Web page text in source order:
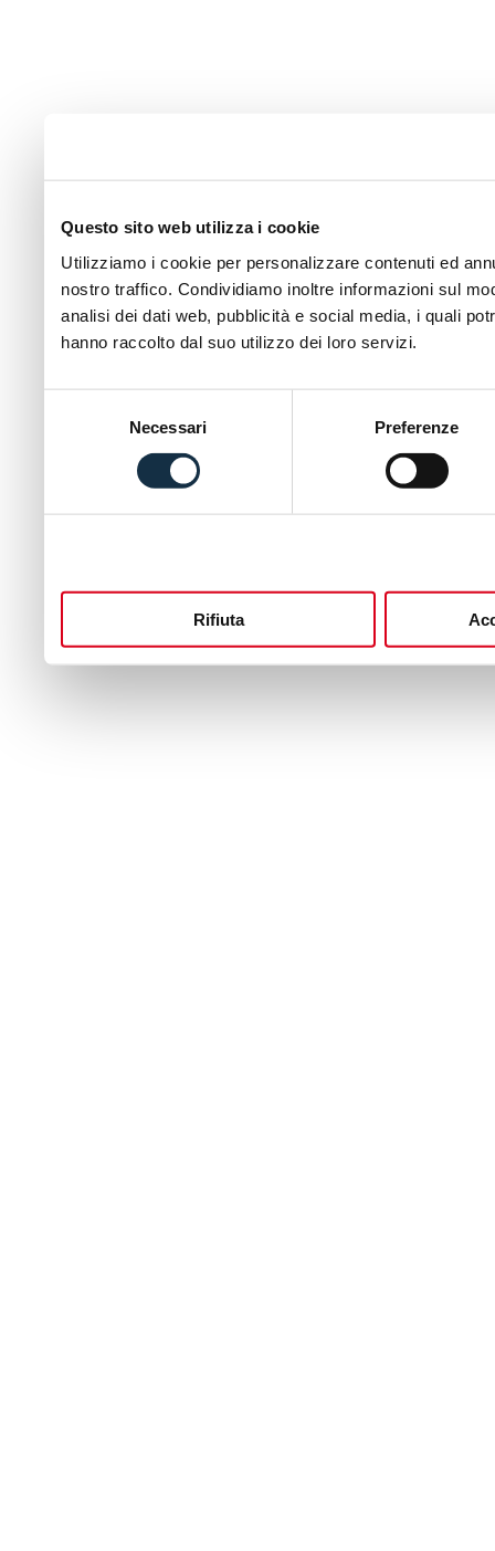
Questo sito web utilizza i cookie
Utilizziamo i cookie per personalizzare contenuti ed
nostro traffico. Condividiamo inoltre informazioni sul
analisi dei dati web, pubblicità e social media, i quali
hanno raccolto dal suo utilizzo dei loro servizi.
Necessari Preferenze
Rifiuta